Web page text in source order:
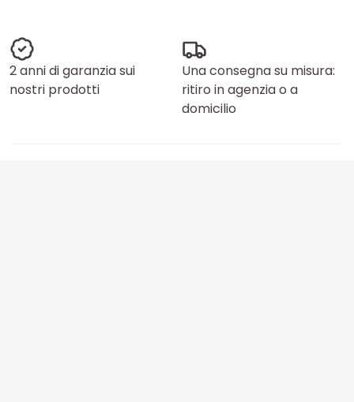
2 anni di garanzia sui
nostri prodotti
Una consegna su misura:
ritiro in agenzia o a
domicilio